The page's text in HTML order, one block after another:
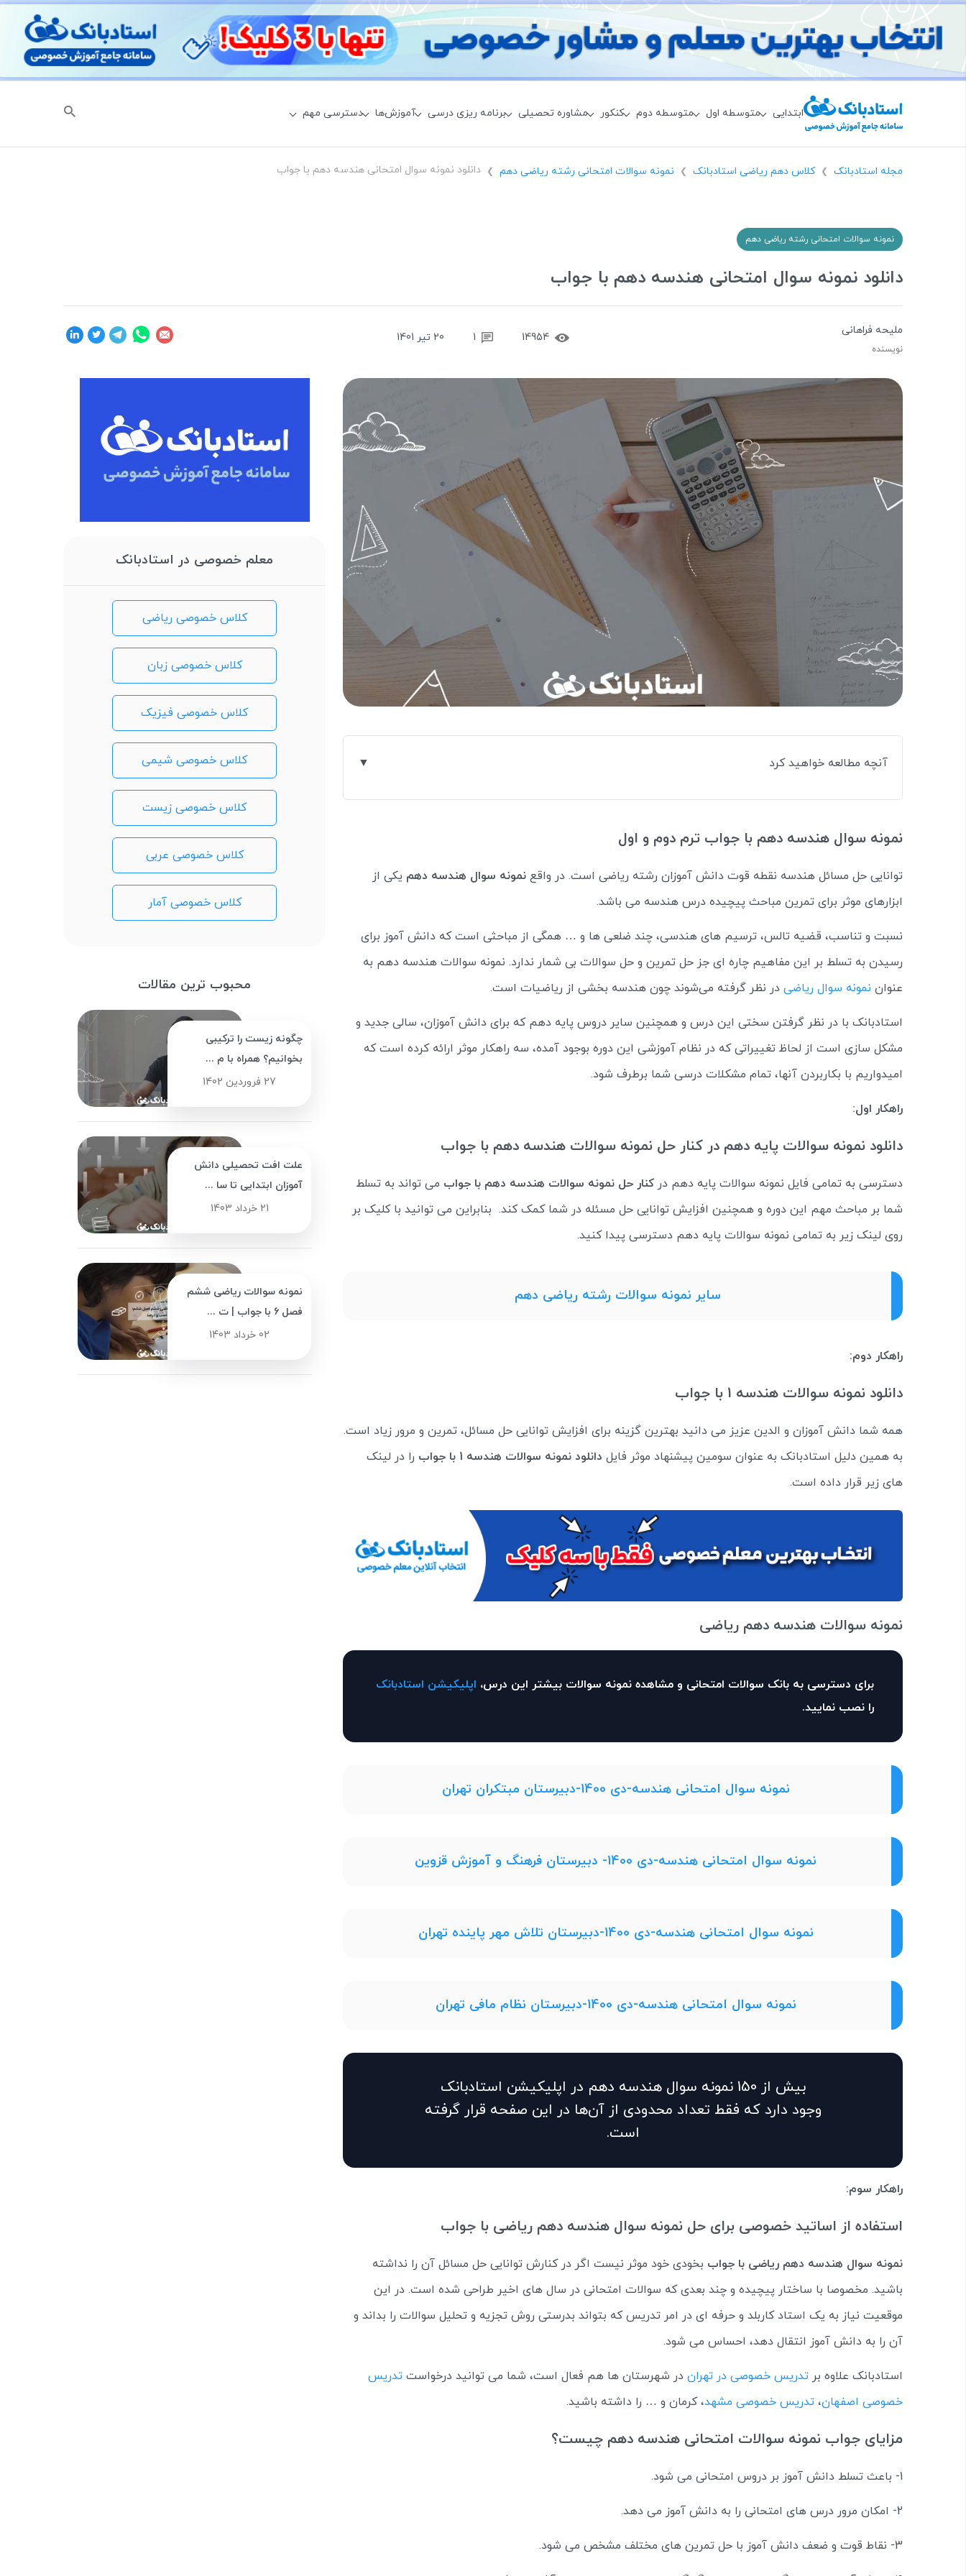
ابتدایی متوسطه اول متوسطه دوم کنکور مشاوره تحصیلی برنامه ریزی درسی آموزش‌ها دسترسی مهم
مجله استادبانک ❯ کلاس دهم ریاضی استادبانک ❯ نمونه سوالات امتحانی رشته ریاضی دهم ❯ دانلود نمونه سوال امتحانی هندسه دهم با جواب
نمونه سوالات امتحانی رشته ریاضی دهم
دانلود نمونه سوال امتحانی هندسه دهم با جواب
ملیحه فراهانی
نویسنده
14954
1 20 تیر 1401
آنچه مطالعه خواهید کرد
نمونه سوال هندسه دهم با جواب ترم دوم و اول
توانایی حل مسائل هندسه نقطه قوت دانش آموزان رشته ریاضی است. در واقع نمونه سوال هندسه دهم یکی از
ابزارهای موثر برای تمرین مباحث پیچیده درس هندسه می باشد.
نسبت و تناسب، قضیه تالس، ترسیم های هندسی، چند ضلعی ها و … همگی از مباحثی است که دانش آموز برای
رسیدن به تسلط بر این مفاهیم چاره ای جز حل تمرین و حل سوالات بی شمار ندارد. نمونه سوالات هندسه دهم به
عنوان نمونه سوال ریاضی در نظر گرفته می‌شوند چون هندسه بخشی از ریاضیات است.
استادبانک با در نظر گرفتن سختی این درس و همچنین سایر دروس پایه دهم که برای دانش آموزان، سالی جدید و
مشکل سازی است از لحاظ تغییراتی که در نظام آموزشی این دوره بوجود آمده، سه راهکار موثر ارائه کرده است که
امیدواریم با بکاربردن آنها، تمام مشکلات درسی شما برطرف شود.
راهکار اول:
دانلود نمونه سوالات پایه دهم در کنار حل نمونه سوالات هندسه دهم با جواب
دسترسی به تمامی فایل نمونه سوالات پایه دهم در کنار حل نمونه سوالات هندسه دهم با جواب می تواند به تسلط
شما بر مباحث مهم این دوره و همچنین افزایش توانایی حل مسئله در شما کمک کند. بنابراین می توانید با کلیک بر
روی لینک زیر به تمامی نمونه سوالات پایه دهم دسترسی پیدا کنید.
سایر نمونه سوالات رشته ریاضی دهم
راهکار دوم:
دانلود نمونه سوالات هندسه 1 با جواب
همه شما دانش آموزان و الدین عزیز می دانید بهترین گزینه برای افزایش توانایی حل مسائل، تمرین و مرور زیاد است.
به همین دلیل استادبانک به عنوان سومین پیشنهاد موثر فایل دانلود نمونه سوالات هندسه 1 با جواب
را در لینک
های زیر قرار داده است.
نمونه سوالات هندسه دهم ریاضی
برای دسترسی به بانک سوالات امتحانی و مشاهده نمونه سوالات بیشتر این درس، اپلیکیشن استادبانک
را نصب نمایید.
نمونه سوال امتحانی هندسه-دی 1400-دبیرستان مبتکران تهران
نمونه سوال امتحانی هندسه-دی 1400- دبیرستان فرهنگ و آموزش قزوین
نمونه سوال امتحانی هندسه-دی 1400-دبیرستان تلاش مهر پاینده تهران
نمونه سوال امتحانی هندسه-دی 1400-دبیرستان نظام مافی تهران
بیش از 150 نمونه سوال هندسه دهم در اپلیکیشن استادبانک
وجود دارد که فقط تعداد محدودی از آن‌ها در این صفحه قرار گرفته
است.
راهکار سوم:
استفاده از اساتید خصوصی برای حل نمونه سوال هندسه دهم ریاضی با جواب
نمونه سوال هندسه دهم ریاضی با جواب بخودی خود موثر نیست اگر در کنارش توانایی حل مسائل آن را نداشته
باشید. مخصوصا با ساختار پیچیده و چند بعدی که سوالات امتحانی در سال های اخیر طراحی شده است. در این
موقعیت نیاز به یک استاد کاربلد و حرفه ای در امر تدریس که بتواند بدرستی روش تجزیه و تحلیل سوالات را بداند و
آن را به دانش آموز انتقال دهد، احساس می شود.
استادبانک علاوه بر تدریس خصوصی در تهران در شهرستان ها هم فعال است، شما می توانید درخواست تدریس
خصوصی اصفهان، تدریس خصوصی مشهد، کرمان و … را داشته باشید.
مزایای جواب نمونه سوالات امتحانی هندسه دهم چیست؟
1- باعث تسلط دانش آموز بر دروس امتحانی می شود.
2- امکان مرور درس های امتحانی را به دانش آموز می دهد.
3- نقاط قوت و ضعف دانش آموز با حل تمرین های مختلف مشخص می شود.
معلم خصوصی در استادبانک
کلاس خصوصی ریاضی
کلاس خصوصی زبان
کلاس خصوصی فیزیک
کلاس خصوصی شیمی
کلاس خصوصی زیست
کلاس خصوصی عربی
کلاس خصوصی آمار
محبوب ترین مقالات
چگونه زیست را ترکیبی
بخوانیم؟ همراه با م ...
27 فروردین 1402
علت افت تحصیلی دانش
آموزان ابتدایی تا سا ...
21 خرداد 1403
نمونه سوالات ریاضی ششم
فصل 6 با جواب | ت ...
02 خرداد 1403